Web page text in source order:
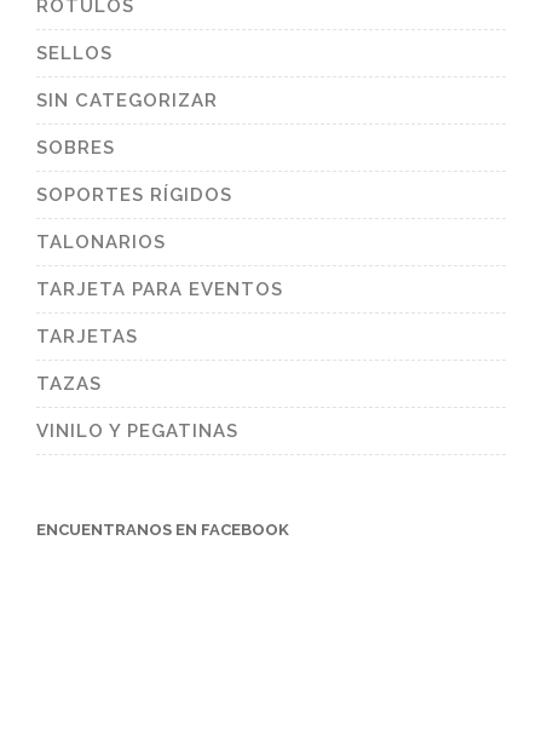
RÓTULOS
SELLOS
SIN CATEGORIZAR
SOBRES
SOPORTES RÍGIDOS
TALONARIOS
TARJETA PARA EVENTOS
TARJETAS
TAZAS
VINILO Y PEGATINAS
ENCUENTRANOS EN FACEBOOK